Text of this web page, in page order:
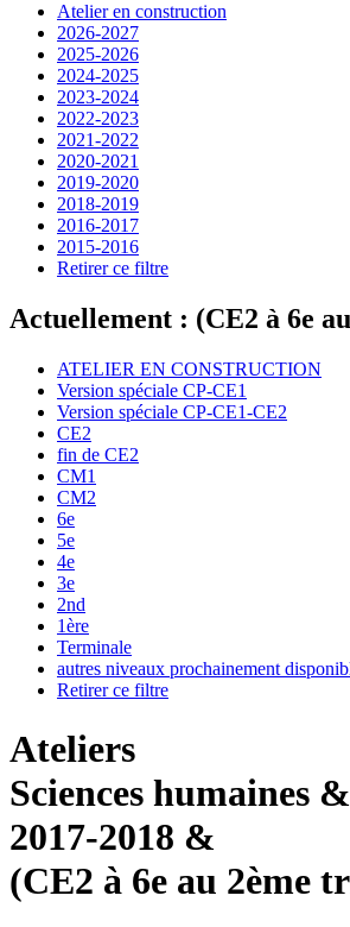
Atelier en construction
2026-2027
2025-2026
2024-2025
2023-2024
2022-2023
2021-2022
2020-2021
2019-2020
2018-2019
2016-2017
2015-2016
Retirer ce filtre
Actuellement : (CE2 à 6e
ATELIER EN CONSTRUCTION
Version spéciale CP-CE1
Version spéciale CP-CE1-CE2
CE2
fin de CE2
CM1
CM2
6e
5e
4e
3e
2nd
1ère
Terminale
autres niveaux prochainement
Retirer ce filtre
Ateliers
Sciences humaines &
2017-2018 &
(CE2 à 6e au 2ème